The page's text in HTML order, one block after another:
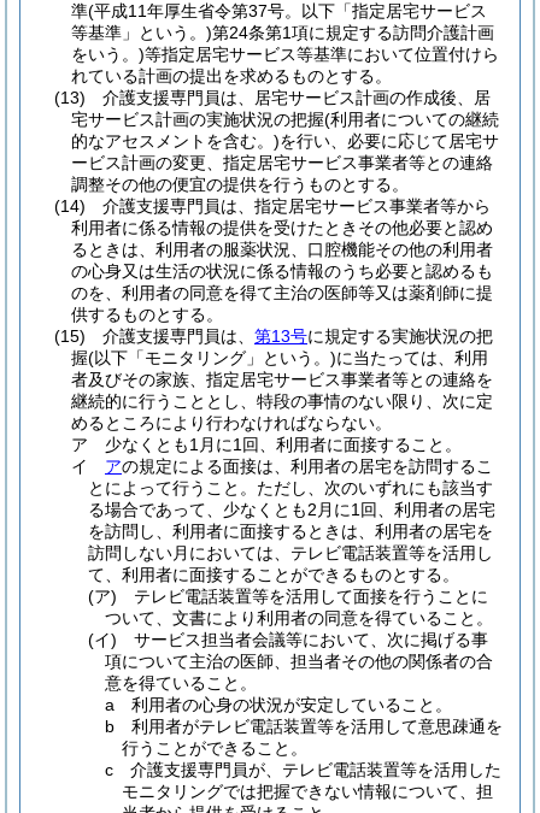
準(平成11年厚生省令第37号。以下「指定居宅サービス
等基準」という。)第24条第1項に規定する訪問介護計画
をいう。)等指定居宅サービス等基準において位置付けら
れている計画の提出を求めるものとする。
(13)
介護支援専門員は、居宅サービス計画の作成後、居
宅サービス計画の実施状況の把握(利用者についての継続
的なアセスメントを含む。)を行い、必要に応じて居宅サ
ービス計画の変更、指定居宅サービス事業者等との連絡
調整その他の便宜の提供を行うものとする。
(14)
介護支援専門員は、指定居宅サービス事業者等から
利用者に係る情報の提供を受けたときその他必要と認め
るときは、利用者の服薬状況、口腔機能その他の利用者
の心身又は生活の状況に係る情報のうち必要と認めるも
のを、利用者の同意を得て主治の医師等又は薬剤師に提
供するものとする。
(15)
介護支援専門員は、 第13号に規定する実施状況の把
握(以下「モニタリング」という。)に当たっては、利用
者及びその家族、指定居宅サービス事業者等との連絡を
継続的に行うこととし、特段の事情のない限り、次に定
めるところにより行わなければならない。
ア
少なくとも1月に1回、利用者に面接すること。
イ
アの規定による面接は、利用者の居宅を訪問するこ
とによって行うこと。 ただし、次のいずれにも該当す
る場合であって、少なくとも2月に1回、利用者の居宅
を訪問し、利用者に面接するときは、利用者の居宅を
訪問しない月においては、テレビ電話装置等を活用し
て、利用者に面接することができるものとする。
(ア)
テレビ電話装置等を活用して面接を行うことに
ついて、文書により利用者の同意を得ていること。
(イ)
サービス担当者会議等において、次に掲げる事
項について主治の医師、担当者その他の関係者の合
意を得ていること。
a
利用者の心身の状況が安定していること。
b
利用者がテレビ電話装置等を活用して意思疎通を
行うことができること。
c
介護支援専門員が、テレビ電話装置等を活用した
モニタリングでは把握できない情報について、担